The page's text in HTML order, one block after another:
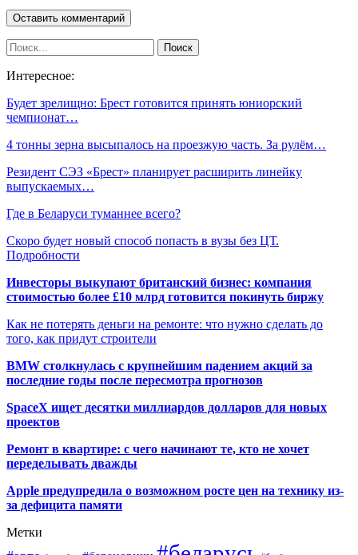
Интересное:
Будет зрелищно: Брест готовится принять юниорский
чемпионат…
4 тонны зерна высыпалось на проезжую часть. За рулём…
Резидент СЭЗ «Брест» планирует расширить линейку
выпускаемых…
Где в Беларуси туманнее всего?
Скоро будет новый способ попасть в вузы без ЦТ.
Подробности
Инвесторы выкупают британский бизнес: компания
стоимостью более £10 млрд готовится покинуть биржу
Как не потерять деньги на ремонте: что нужно сделать до
того, как придут строители
BMW столкнулась с крупнейшим падением акций за
последние годы после пересмотра прогнозов
SpaceX ищет десятки миллиардов долларов для новых
проектов
Ремонт в квартире: с чего начинают те, кто не хочет
переделывать дважды
Apple предупредила о возможном росте цен на технику из-
за дефицита памяти
Метки